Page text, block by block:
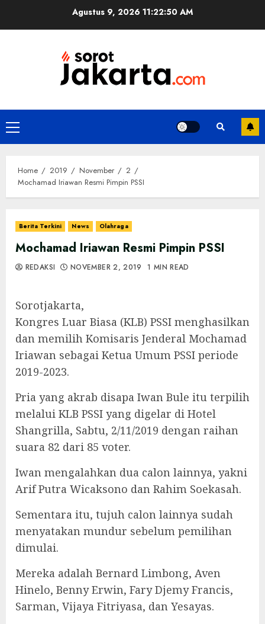
Agustus 9, 202611:22:51 AM
Primary
Menu
Home 2019 November
2
Mochamad Iriawan Resmi Pimpin PSSI
Berita Terkini News Olahraga
Mochamad Iriawan Resmi Pimpin PSSI
REDAKSI NOVEMBER 2, 2019 1 MIN READ
Sorotjakarta,
Kongres Luar Biasa (KLB) PSSI menghasilkan
dan memilih Komisaris Jenderal Mochamad
Iriawan sebagai Ketua Umum PSSI periode
2019-2023.
Pria yang akrab disapa Iwan Bule itu terpilih
melalui KLB PSSI yang digelar di Hotel
Shangrilla, Sabtu, 2/11/2019 dengan raihan
suara 82 dari 85 voter.
Iwan mengalahkan dua calon lainnya, yakni
Arif Putra Wicaksono dan Rahim Soekasah.
Sementara itu, tujuh calon lainnya sudah
menyatakan mundur sebelum pemilihan
dimulai.
Mereka adalah Bernard Limbong, Aven
Hinelo, Benny Erwin, Fary Djemy Francis,
Sarman, Vijaya Fitriyasa, dan Yesayas.